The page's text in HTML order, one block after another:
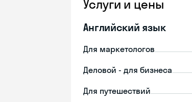
Услуги и цены
Английский язык
Для маркетологов
Деловой - для бизнеса
Для путешествий